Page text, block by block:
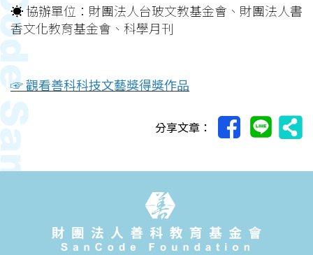
☀︎ 協辦單位：財團法人台玻文教基金會、財團法人書
香文化教育基金會、科學月刊
☞ 觀看善科科技文藝獎得獎作品
分享文章：